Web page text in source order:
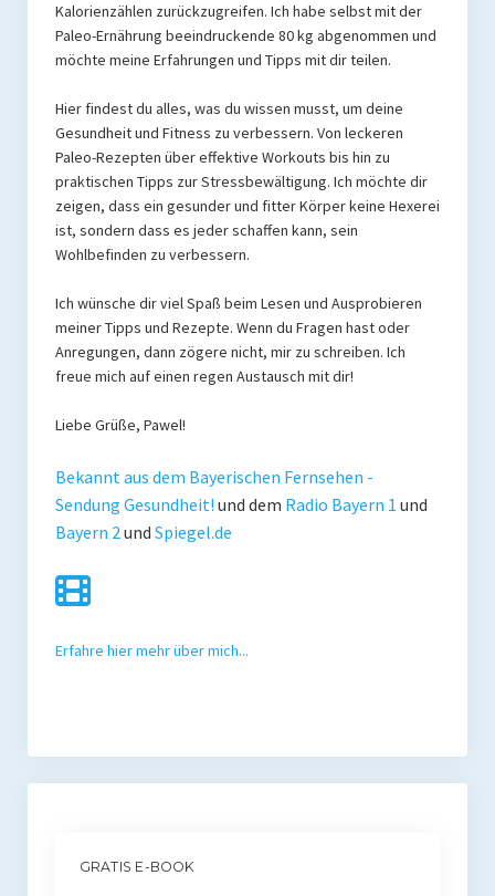
Fleisch und Geflügel
Frühstück
Gemüse
Getränke und Smoothies
Hauptgerichte
Innereien
Mit Ei
Salate
Snacks
Suppen
Shop
Produkttest
Kalorienzählen zurückzugreifen. Ich habe selbst mit der
Paleo-Ernährung beeindruckende 80 kg abgenommen und
möchte meine Erfahrungen und Tipps mit dir teilen.
Hier findest du alles, was du wissen musst, um deine
Gesundheit und Fitness zu verbessern. Von leckeren
Paleo-Rezepten über effektive Workouts bis hin zu
praktischen Tipps zur Stressbewältigung. Ich möchte dir
zeigen, dass ein gesunder und fitter Körper keine Hexerei
ist, sondern dass es jeder schaffen kann, sein
Wohlbefinden zu verbessern.
Ich wünsche dir viel Spaß beim Lesen und Ausprobieren
meiner Tipps und Rezepte. Wenn du Fragen hast oder
Anregungen, dann zögere nicht, mir zu schreiben. Ich
freue mich auf einen regen Austausch mit dir!
Liebe Grüße, Pawel!
Bekannt aus dem Bayerischen Fernsehen -
Sendung Gesundheit! und dem Radio Bayern 1 und
Bayern 2und Spiegel.de
Erfahre hier mehr über mich...
GRATIS E-BOOK